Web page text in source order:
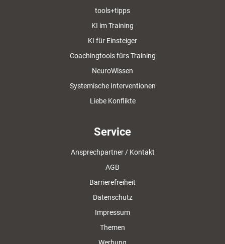
tools+tipps
KI im Training
KI für Einsteiger
Coachingtools fürs Training
NeuroWissen
Systemische Interventionen
Liebe Konflikte
Service
Ansprechpartner / Kontakt
AGB
Barrierefreiheit
Datenschutz
Impressum
Themen
Werbung